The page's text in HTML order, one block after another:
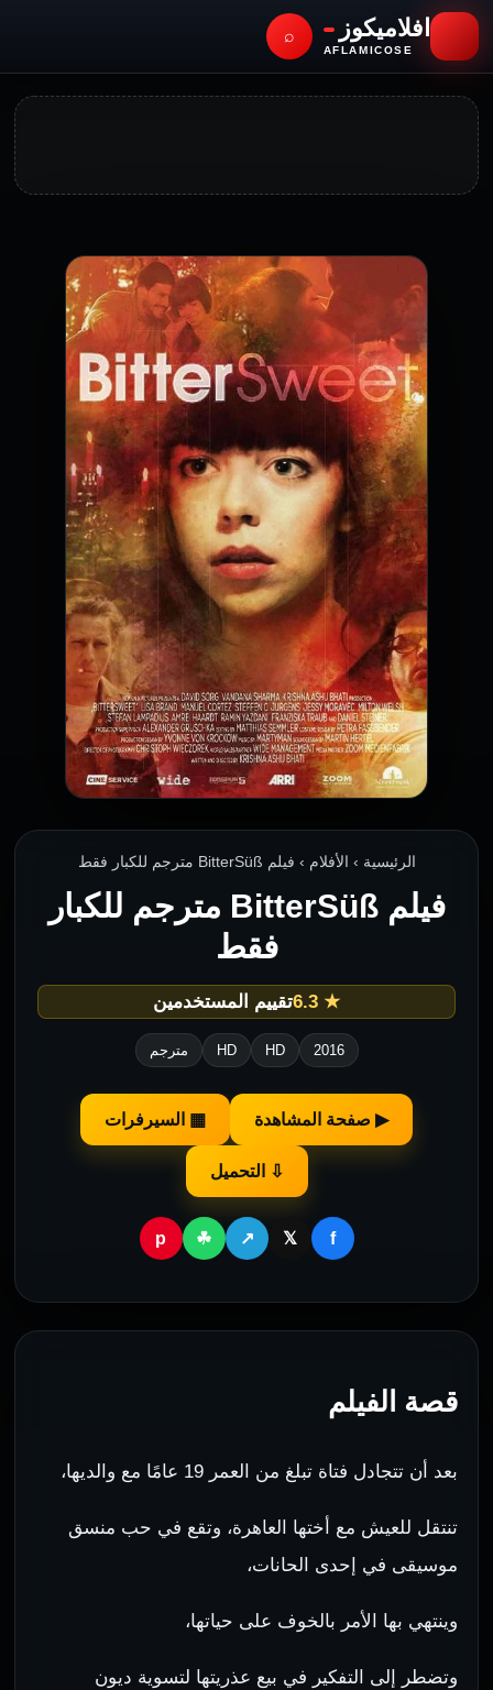
افلاميكوز
AFLAMICOSE
⌕
الرئيسية › الأفلام › فيلم BitterSüß مترجم للكبار فقط
فيلم BitterSüß مترجم للكبار
فقط
★ 6.3 تقييم المستخدمين
2016
HD
HD مترجم
▶ صفحة المشاهدة ▦ السيرفرات
⇩ التحميل
f
𝕏
↗
☘
p
قصة الفيلم
بعد أن تتجادل فتاة تبلغ من العمر 19 عامًا مع والديها،
تنتقل للعيش مع أختها العاهرة، وتقع في حب منسق
موسيقى في إحدى الحانات،
وينتهي بها الأمر بالخوف على حياتها،
وتضطر إلى التفكير في بيع عذريتها لتسوية ديون